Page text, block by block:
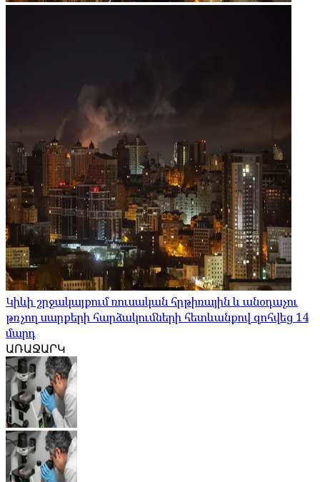
Կիևի շրջակայքում ռուսական հրթիռային և անօդաչու
թռչող սարքերի հարձակումների հետևանքով զոհվեց 14
մարդ
ԱՌԱՋԱՐԿ